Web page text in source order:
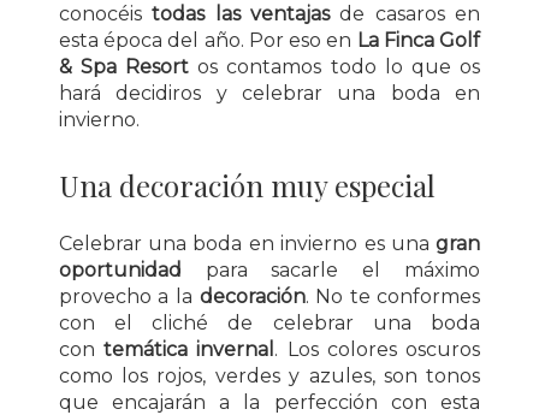
conocéistodas las ventajasde casaros en
esta época del año. Por eso en La Finca Golf
& Spa Resort os contamos todo lo que os
hará decidiros y celebrar una boda en
invierno.
Una decoración muy especial
Celebrar una boda en invierno es unagran
oportunidad para sacarle el máximo
provecho a la decoración. No te conformes
con el cliché de celebrar una boda
con temática invernal . Los colores oscuros
como los rojos, verdes y azules, son tonos
que encajarán a la perfección con esta